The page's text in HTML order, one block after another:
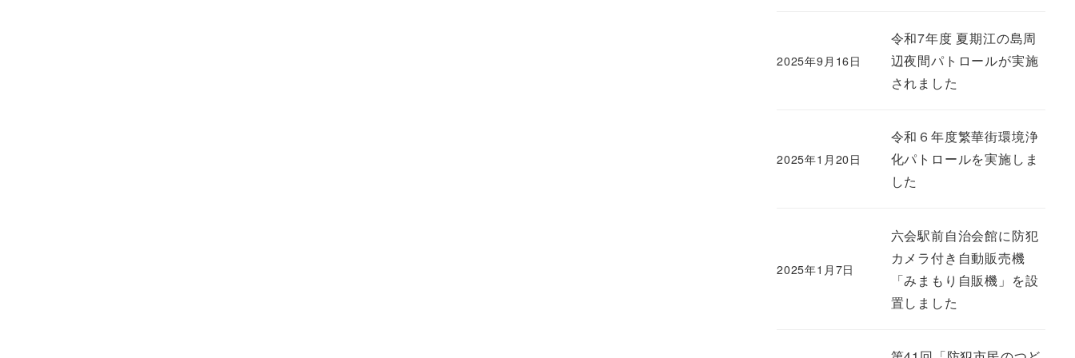
令和7年度 夏期江の島周
辺夜間パトロールが実施
されました
2025年9月16日
令和６年度繁華街環境浄
化パトロールを実施しま
した
2025年1月20日
六会駅前自治会館に防犯
カメラ付き自動販売機
「みまもり自販機」を設
置しました
2025年1月7日